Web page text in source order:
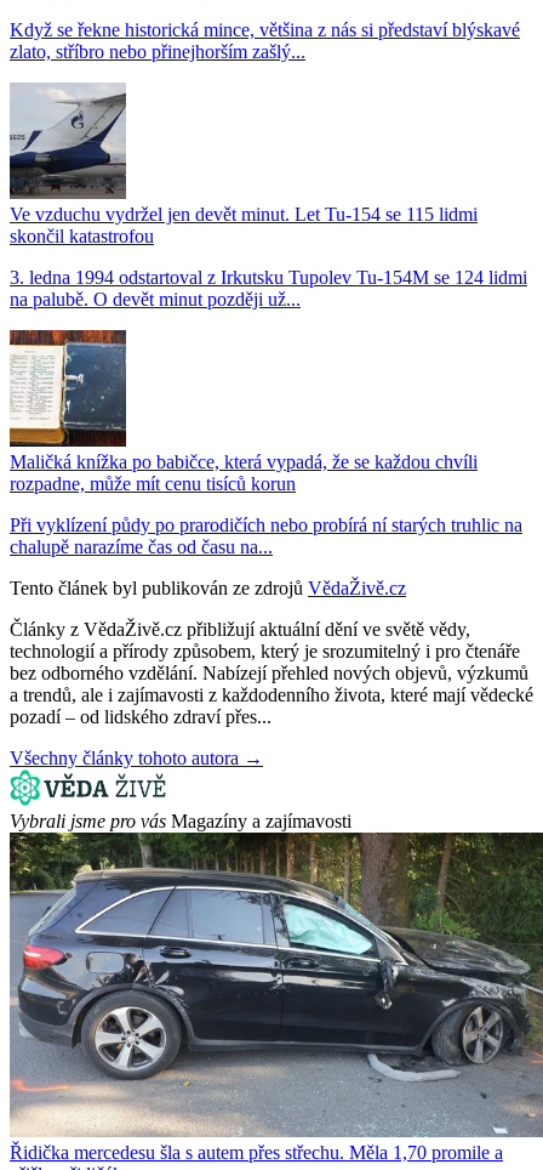
Když se řekne historická mince, většina z nás si představí blýskavé
zlato, stříbro nebo přinejhorším zašlý...
Ve vzduchu vydržel jen devět minut. Let Tu-154 se 115 lidmi
skončil katastrofou
3. ledna 1994 odstartoval z Irkutsku Tupolev Tu-154M se 124 lidmi
na palubě. O devět minut později už...
Maličká knížka po babičce, která vypadá, že se každou chvíli
rozpadne, může mít cenu tisíců korun
Při vyklízení půdy po prarodičích nebo probírá ní starých truhlic na
chalupě narazíme čas od času na...
Tento článek byl publikován ze zdrojů VědaŽivě.cz
Články z VědaŽivě.cz přibližují aktuální dění ve světě vědy,
technologií a přírody způsobem, který je srozumitelný i pro čtenáře
bez odborného vzdělání. Nabízejí přehled nových objevů, výzkumů
a trendů, ale i zajímavosti z každodenního života, které mají vědecké
pozadí – od lidského zdraví přes...
Všechny články tohoto autora →
Vybrali jsme pro vás Magazíny a zajímavosti
Řidička mercedesu šla s autem přes střechu. Měla 1,70 promile a